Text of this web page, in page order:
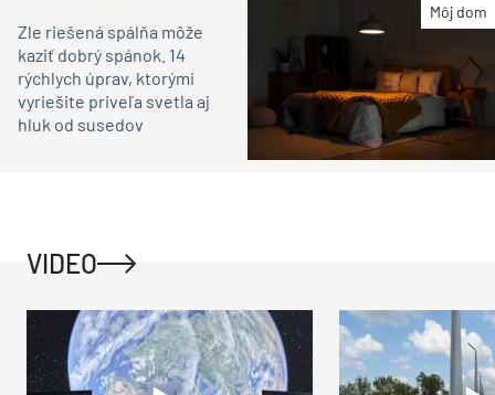
Môj dom
Zle riešená spálňa môže
kaziť dobrý spánok. 14
rýchlych úprav, ktorými
vyriešite priveľa svetla aj
hluk od susedov
VIDEO